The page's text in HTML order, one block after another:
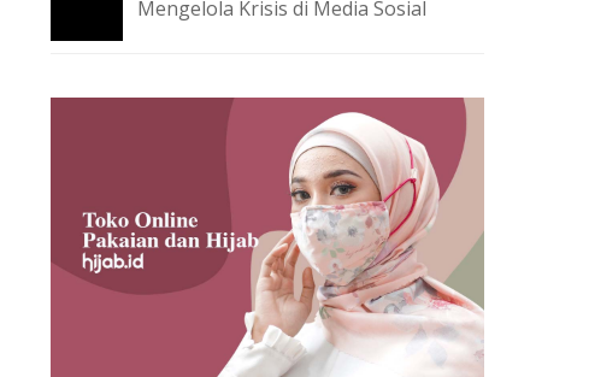
Mengelola Krisis di Media Sosial